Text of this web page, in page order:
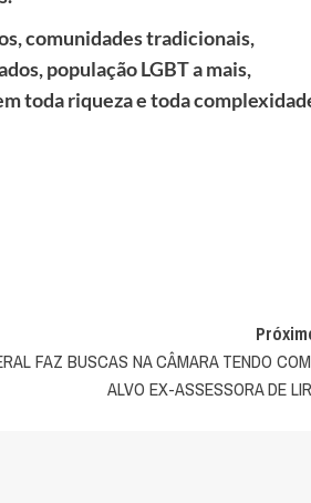
comunidades tradicionais,
população LGBT a mais,
toda riqueza e toda
FAZ BUSCAS NA CÂMARA TENDO
ALVO EX-ASSESSORA DE